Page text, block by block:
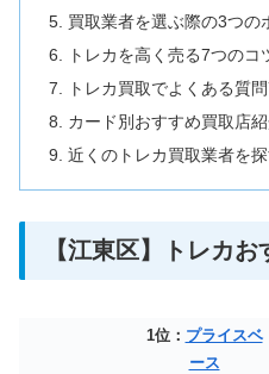
買取業者を選ぶ際の3つの
トレカを高く売る7つのコ
トレカ買取でよくある質
カード別おすすめ買取店
近くのトレカ買取業者を
【江東区】トレカ
1位： プライスベ
ース